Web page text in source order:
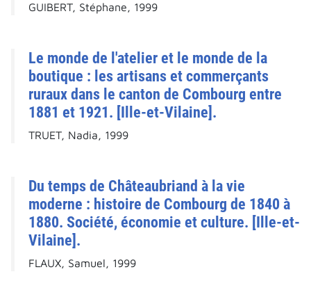
GUIBERT, Stéphane, 1999
Le monde de l'atelier et le monde de la
boutique : les artisans et commerçants
ruraux dans le canton de Combourg entre
1881 et 1921. [Ille-et-Vilaine].
TRUET, Nadia, 1999
Du temps de Châteaubriand à la vie
moderne : histoire de Combourg de 1840 à
1880. Société, économie et culture. [Ille-et-
Vilaine].
FLAUX, Samuel, 1999